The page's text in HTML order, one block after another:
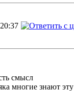
смысл
многие знают эту